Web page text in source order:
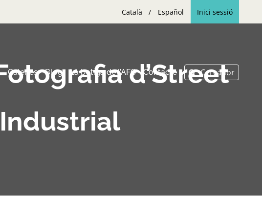
Català Español Inici sessió
Galeries Blog La botiga de l’AFC Contacte
d’Street